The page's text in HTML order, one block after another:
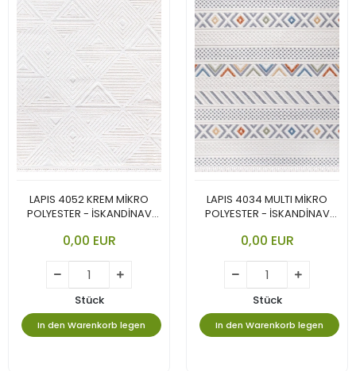
LAPIS 4052 KREM MİKRO
POLYESTER - İSKANDİNAV
YORUMU.
0,00 EUR
Stück
In den Warenkorb legen
LAPIS 4034 MULTI MİKRO
POLYESTER - İSKANDİNAV
YORUMU.
0,00 EUR
Stück
In den Warenkorb legen